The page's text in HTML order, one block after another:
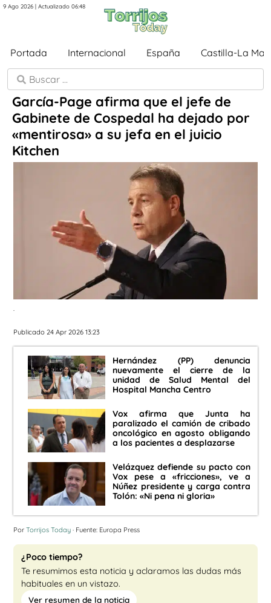
9 Ago 2026 | Actualizado 06:48
Portada Internacional España Castilla-La
García-Page afirma que el jefe de
Gabinete de Cospedal ha dejado por
«mentirosa» a su jefa en el juicio
Kitchen
.
Publicado 24 Apr 2026 13:23
Hernández (PP) denuncia
nuevamente el cierre de la
unidad de Salud Mental del
Hospital Mancha Centro
Vox afirma que Junta ha
paralizado el camión de cribado
oncológico en agosto obligando
a los pacientes a desplazarse
Velázquez defiende su pacto con
Vox pese a «fricciones», ve a
Núñez presidente y carga contra
Tolón: «Ni pena ni gloria»
Por Torrijos Today · Fuente: Europa Press
¿Poco tiempo?
Te resumimos esta noticia y aclaramos las dudas más
habituales en un vistazo.
Ver resumen de la noticia